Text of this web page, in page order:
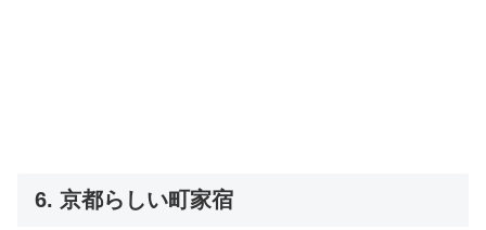
6. 京都らしい町家宿